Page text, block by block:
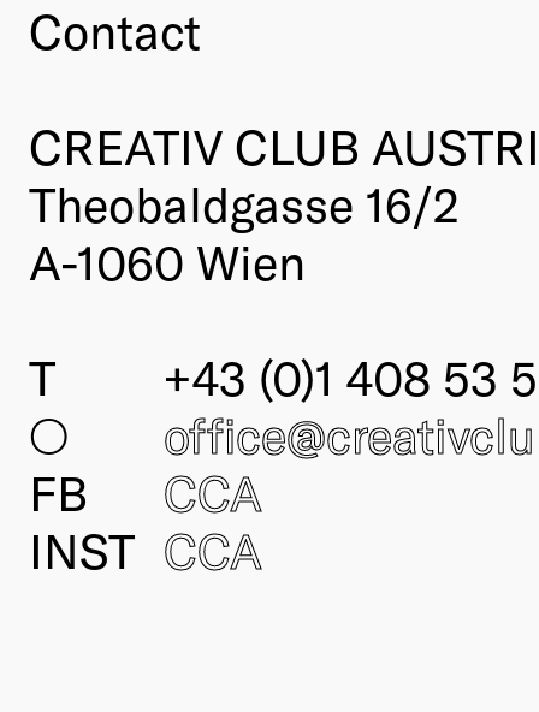
Contact
CREATIV CLUB
Theobaldgasse 16/2
A-1060 Wien
T
+43 (0)1 408 53
○
FB
CCA
INST CCA